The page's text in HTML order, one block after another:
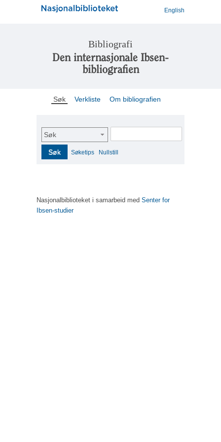
English
Bibliografi
Den internasjonale Ibsen-
bibliografien
Søk Verkliste Om bibliografien
Søk
Søk Søketips Nullstill
Nasjonalbiblioteket i samarbeid med Senter for
Ibsen-studier